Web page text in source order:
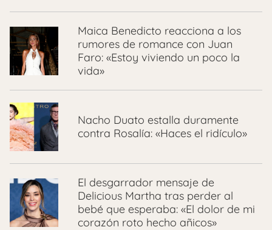
Maica Benedicto reacciona a los
rumores de romance con Juan
Faro: «Estoy viviendo un poco la
vida»
Nacho Duato estalla duramente
contra Rosalía: «Haces el ridículo»
El desgarrador mensaje de
Delicious Martha tras perder al
bebé que esperaba: «El dolor de mi
corazón roto hecho añicos»